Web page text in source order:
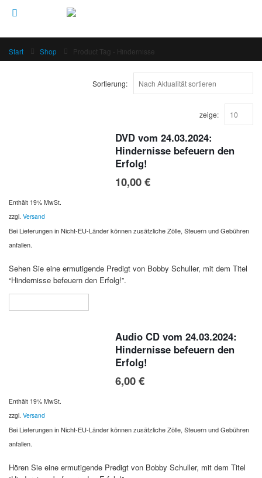
Start Shop Product Tag - Hindernisse
Sortierung:
zeige:
DVD vom 24.03.2024:
Hindernisse befeuern den
Erfolg!
10,00€
Enthält 19% MwSt.
zzgl. Versand
Bei Lieferungen in Nicht-EU-Länder können zusätzliche Zölle, Steuern und Gebühren
anfallen.
Sehen Sie eine ermutigende Predigt von Bobby Schuller, mit dem Titel
“Hindernisse befeuern den Erfolg!”.
Audio CD vom 24.03.2024:
Hindernisse befeuern den
Erfolg!
6,00€
Enthält 19% MwSt.
zzgl. Versand
Bei Lieferungen in Nicht-EU-Länder können zusätzliche Zölle, Steuern und Gebühren
anfallen.
Hören Sie eine ermutigende Predigt von Bobby Schuller, mit dem Titel